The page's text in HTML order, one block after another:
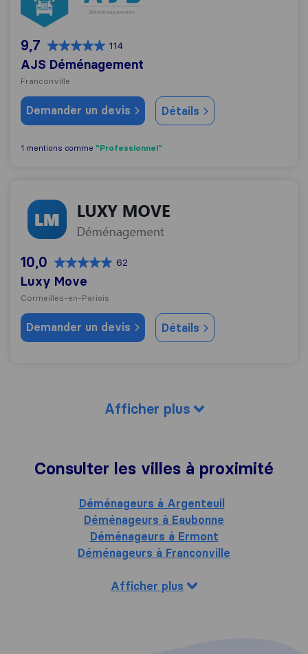
9,7 114
AJS Déménagement
Franconville
Demander un devis Détails
1 mentions comme "Professionnel"
Luxy Move
10,0 62
Luxy Move
Cormeilles-en-Parisis
Demander un devis Détails
Afficher plus
Consulter les villes à proximité
Déménageurs à Argenteuil
Déménageurs à Eaubonne
Déménageurs à Ermont
Déménageurs à Franconville
Afficher plus